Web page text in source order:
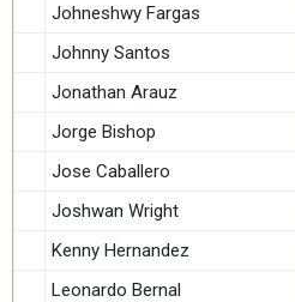
Johneshwy Fargas
Johnny Santos
Jonathan Arauz
Jorge Bishop
Jose Caballero
Joshwan Wright
Kenny Hernandez
Leonardo Bernal